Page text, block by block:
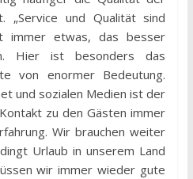
„Service und Qualität sind
immer etwas, das besser
Hier ist besonders das
von enormer Bedeutung.
und sozialen Medien ist der
zu den Gästen immer
Wir brauchen weiter
Urlaub in unserem Land
wir immer wieder gute